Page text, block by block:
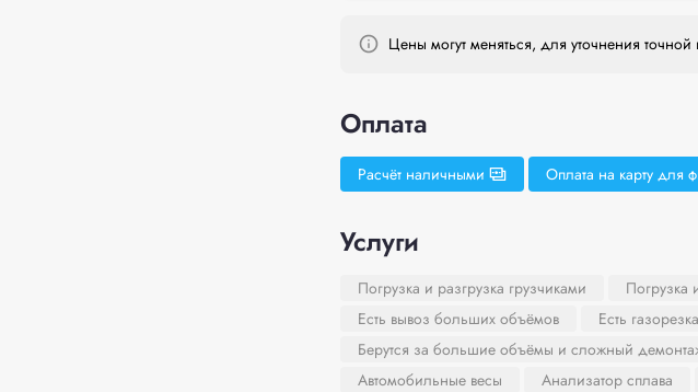
Цены могут меняться, для уточнения
Оплата
Расчёт наличными Оплата на карту для
Услуги
Погрузка и разгрузка грузчиками Погрузка
Есть вывоз больших объёмов
Есть
Берутся за большие объёмы и сложный
Автомобильные весы
Анализатор сплава